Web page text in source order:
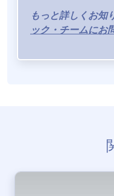
もっと詳しくお知
ック・チームにお